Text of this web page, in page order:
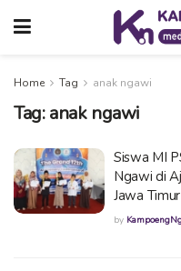
Home Tag anak ngawi
Tag:anak ngawi
Siswa MI
Ngawi di
Jawa Timur
by